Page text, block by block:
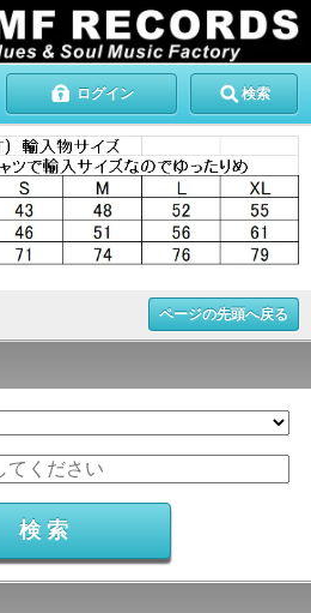
ログイン 検索
ページの先頭へ戻る